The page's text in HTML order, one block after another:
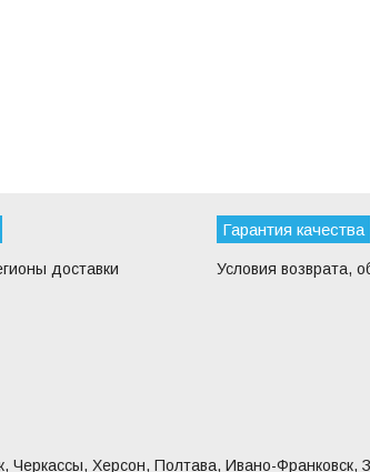
доставки
Гарантия качества
Условия возврата,
Херсон, Полтава, Ивано-Франковск,